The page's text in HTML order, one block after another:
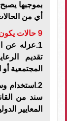
بموجبها
أي من
9 حالات يكون المسن فيها معرضا للخطر
1.عزله عن
تقديم
المجتمعية أو
2.استخدام
سند من
المعايير